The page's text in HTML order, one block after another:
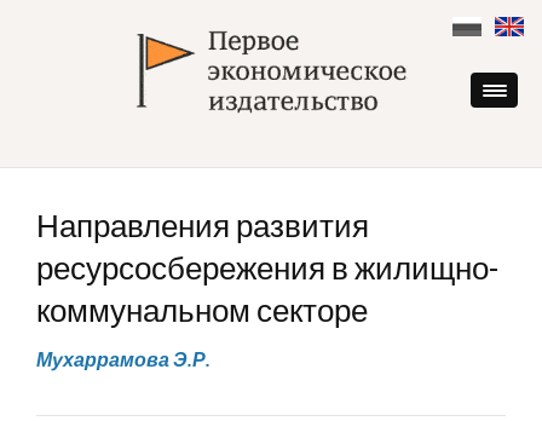
content
Направления развития
ресурсосбережения в жилищно-
коммунальном секторе
Мухаррамова Э.Р.